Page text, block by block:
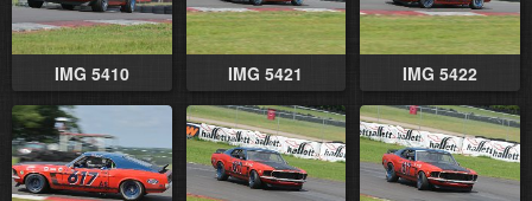
IMG 5410 IMG 5421 IMG 5422